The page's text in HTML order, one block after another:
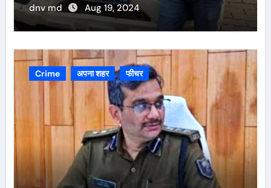
dnv md Aug 19, 2024
Crime अपना शहर फीचर